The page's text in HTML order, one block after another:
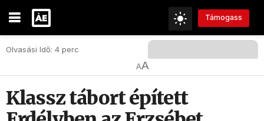
Támogass
Olvasási Idő: 4 perc
AA
Klassz tábort épített